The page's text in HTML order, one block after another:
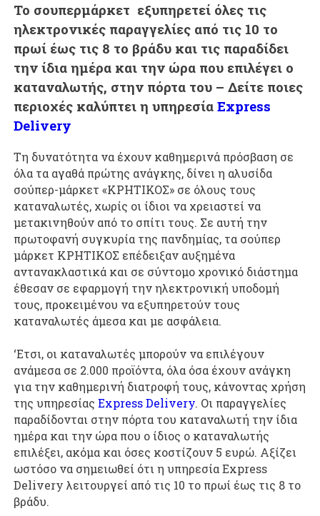
Το σουπερμάρκετ εξυπηρετεί όλες τις
ηλεκτρονικές παραγγελίες από τις 10 το
πρωί έως τις 8 το βράδυ και τις παραδίδει
την ίδια ημέρα και την ώρα που επιλέγει ο
καταναλωτής, στην πόρτα του – Δείτε ποιες
περιοχές καλύπτει η υπηρεσία Express
Delivery
Τη δυνατότητα να έχουν καθημερινά πρόσβαση σε
όλα τα αγαθά πρώτης ανάγκης, δίνει η αλυσίδα
σούπερ-μάρκετ «ΚΡΗΤΙΚΟΣ» σε όλους τους
καταναλωτές, χωρίς οι ίδιοι να χρειαστεί να
μετακινηθούν από το σπίτι τους. Σε αυτή την
πρωτοφανή συγκυρία της πανδημίας, τα σούπερ
μάρκετ ΚΡΗΤΙΚΟΣ επέδειξαν αυξημένα
αντανακλαστικά και σε σύντομο χρονικό διάστημα
έθεσαν σε εφαρμογή την ηλεκτρονική υποδομή
τους, προκειμένου να εξυπηρετούν τους
καταναλωτές άμεσα και με ασφάλεια.
‘Ετσι, οι καταναλωτές μπορούν να επιλέγουν
ανάμεσα σε 2.000 προϊόντα, όλα όσα έχουν ανάγκη
για την καθημερινή διατροφή τους, κάνοντας χρήση
της υπηρεσίας Express Delivery. Οι παραγγελίες
παραδίδονται στην πόρτα του καταναλωτή την ίδια
ημέρα και την ώρα που ο ίδιος ο καταναλωτής
επιλέξει, ακόμα και όσες κοστίζουν 5 ευρώ. Αξίζει
ωστόσο να σημειωθεί ότι η υπηρεσία Express
Delivery λειτουργεί από τις 10 το πρωί έως τις 8 το
βράδυ.